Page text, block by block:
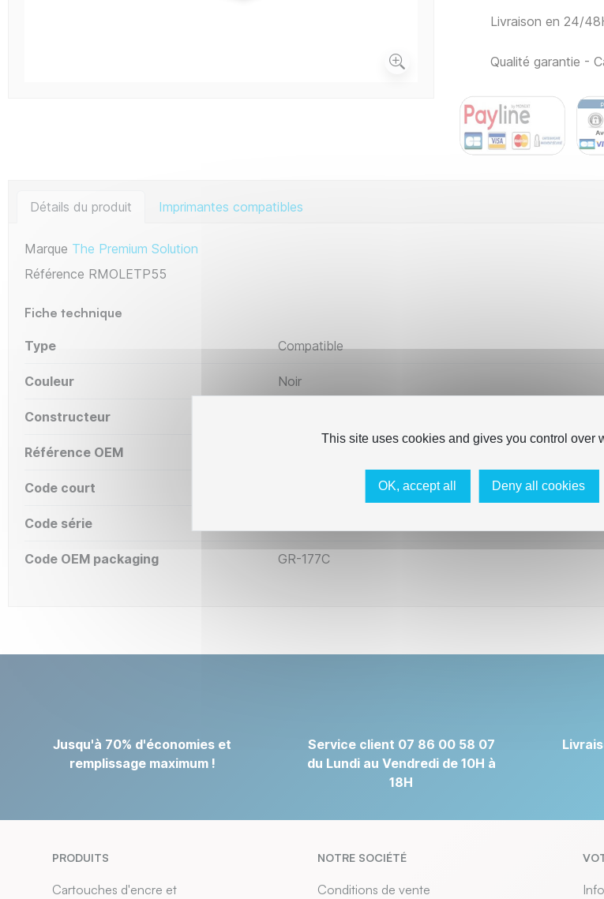
Livraison en 24/
Qualité garantie -
Détails du produit Imprimantes compatibles
Marque The Premium Solution
Référence RMOLETP55
Fiche technique
Type Compatible
Couleur Noir
Constructeur
Référence OEM
Code court
Code série
Code OEM packaging GR-177C
Jusqu'à 70% d'économies et
remplissage maximum !
Service client 07 86 00 58 07
du Lundi au Vendredi de 10H à
18H
PRODUITS
Cartouches d'encre et
NOTRE SOCIÉTÉ
Conditions de vente
This site uses cookies and gives you control over
OK, accept all Deny all cookies